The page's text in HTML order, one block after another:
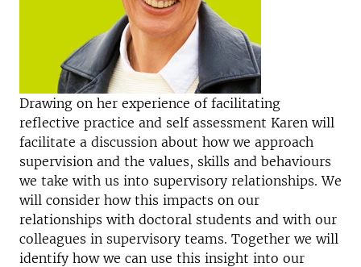
Drawing on her experience of facilitating
reflective practice and self assessment Karen will
facilitate a discussion about how we approach
supervision and the values, skills and behaviours
we take with us into supervisory relationships. We
will consider how this impacts on our
relationships with doctoral students and with our
colleagues in supervisory teams. Together we will
identify how we can use this insight into our